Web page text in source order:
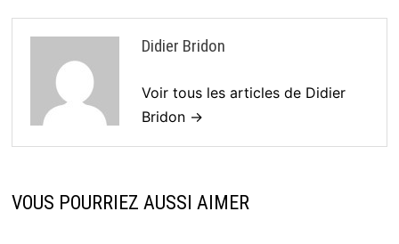
Didier Bridon
Voir tous les articles de Didier
Bridon →
VOUS POURRIEZ AUSSI AIMER